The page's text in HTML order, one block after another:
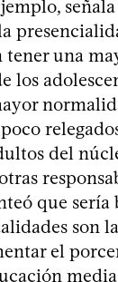
una
los
del
que sería
son
el